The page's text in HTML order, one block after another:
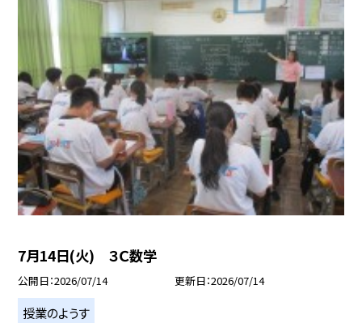
7月14日(火) ３Ｃ数学
公開日 2026/07/14 更新日 2026/07/14
授業のようす